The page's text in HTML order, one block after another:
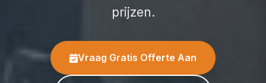
prijzen.
Vraag Gratis Offerte Aan